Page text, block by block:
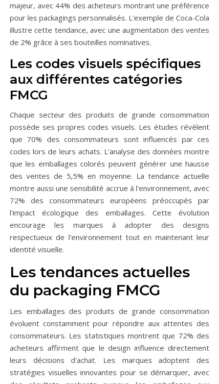
majeur, avec 44% des acheteurs montrant une préférence
pour les packagings personnalisés. L'exemple de Coca-Cola
illustre cette tendance, avec une augmentation des ventes
de 2% grâce à ses bouteilles nominatives.
Les codes visuels spécifiques
aux différentes catégories
FMCG
Chaque secteur des produits de grande consommation
possède ses propres codes visuels. Les études révèlent
que 70% des consommateurs sont influencés par ces
codes lors de leurs achats. L'analyse des données montre
que les emballages colorés peuvent générer une hausse
des ventes de 5,5% en moyenne. La tendance actuelle
montre aussi une sensibilité accrue à l'environnement, avec
72% des consommateurs européens préoccupés par
l'impact écologique des emballages. Cette évolution
encourage les marques à adopter des designs
respectueux de l'environnement tout en maintenant leur
identité visuelle.
Les tendances actuelles
du packaging FMCG
Les emballages des produits de grande consommation
évoluent constamment pour répondre aux attentes des
consommateurs. Les statistiques montrent que 72% des
acheteurs affirment que le design influence directement
leurs décisions d'achat. Les marques adoptent des
stratégies visuelles innovantes pour se démarquer, avec